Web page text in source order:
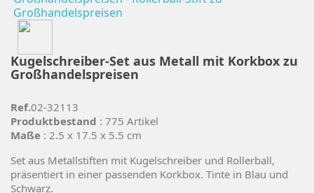
Kugelschreiber-Set aus Metall mit Korkbox zu
Großhandelspreisen
Ref.02-32113
Produktbestand : 775 Artikel
Maße : 2.5 x 17.5 x 5.5 cm
Set aus Metallstiften mit Kugelschreiber und Rollerball,
präsentiert in einer passenden Korkbox. Tinte in Blau und
Schwarz.